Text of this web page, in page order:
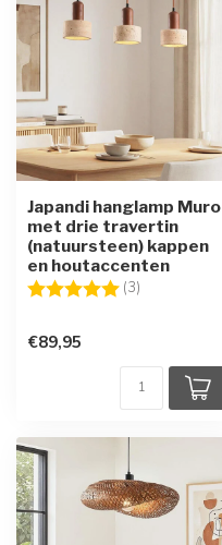
Japandi hanglamp Muro
met drie travertin
(natuursteen) kappen
en houtaccenten
Beoordeling: (3)
€89,95